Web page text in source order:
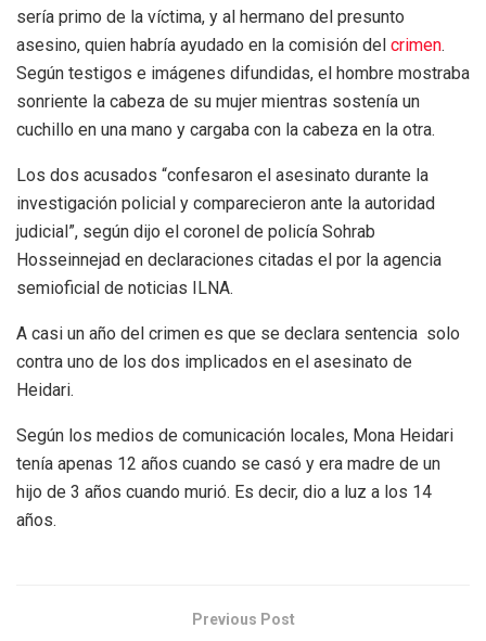
sería primo de la víctima, y al hermano del presunto
asesino, quien habría ayudado en la comisión del crimen.
Según testigos e imágenes difundidas, el hombre mostraba
sonriente la cabeza de su mujer mientras sostenía un
cuchillo en una mano y cargaba con la cabeza en la otra.
Los dos acusados “confesaron el asesinato durante la
investigación policial y comparecieron ante la autoridad
judicial”, según dijo el coronel de policía Sohrab
Hosseinnejad en declaraciones citadas el por la agencia
semioficial de noticias ILNA.
A casi un año del crimen es que se declara sentencia solo
contra uno de los dos implicados en el asesinato de
Heidari.
Según los medios de comunicación locales, Mona Heidari
tenía apenas 12 años cuando se casó y era madre de un
hijo de 3 años cuando murió. Es decir, dio a luz a los 14
años.
Previous Post